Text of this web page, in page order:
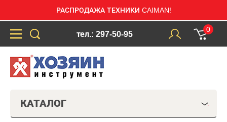
РАСПРОДАЖА ТЕХНИКИ CAIMAN!
тел.: 297-50-95
0
КАТАЛОГ